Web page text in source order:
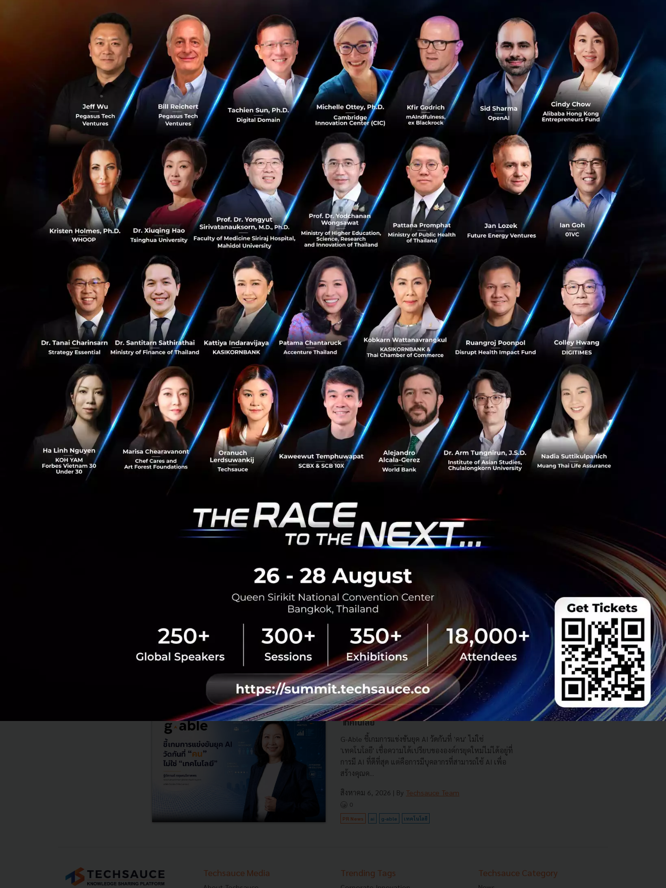
0
1
ทั้งนี้ ผู้ใช้บริการที่ต้องการฝากส่งผลไม้ที่มีเปลือกแข็ง เช่น มังคุด ทุเรียน สามารถฝากส่งได้ตามปกติ
โดยหุ้มห่อให้ถูกวิธีคือ เลือกใช้บรรจุภัณฑ์/ หีบห่อที่มีรูสำหรับระบายอากาศ และมีความมั่นคงแข็ง
แรง เช่น ลังไม้ ลังกระดาษแข็ง ลังพลาสติก หุ้มห่อผลไม้ด้วยโฟมตาข่าย หรือวัสดุหุ้มห่ออื่นๆ เช่น
กระดาษหนังสือพิมพ์ แผ่นกันกระแทก บรรจุลงในบรรจุภัณฑ์/ หีบห่อที่วางแผ่นกระดาษแข็งรองไว้
ล่างสุด พร้อมใส่วัสดุกันกระแทก เช่น โฟมชนิดเม็ด ฝอยกระดาษ เศษหนังสือพิมพ์ กรุรอบผลไม้ให้
แน่นเต็มพื้นที่ ป้องกันไม่ให้ผลไม้ขยับได้ และปิดผนึกหีบห่อให้เรียบร้อย เพื่อป้องกันผลไม้ช้ำ/ เสีย
PR News logistics e-commerce ไปรษณีย์ไทย
No comment
RELATED ARTICLE
กรุงเทพโปรดิ๊วส x Esri ใช้ดาวเทียม ArcGIS ส่อง
พิกัดแปลงปลูก ดันเกษตรโปร่งใส
กรุงเทพโปรดิ๊วส ผนึก Esri Thailand นำระบบแผนที่
อัจฉริยะ 'ArcGIS' และภาพถ่ายดาวเทียม ตรวจพิกัดแปลง
ปลูกวัตถุดิบอาหารสัตว์ ยกระดับความโปร่งใส ตอบโจทย์
มาตรฐานค้าโลก EUDR พร้อมลดต้นทุนก...
PR News
SIX Network และ Techsauce สานต่อความร่วม
มือปีที่ 4 นำ NFT Treasure Hunt Season 4 ยก
Summit 2026
SIX Network ผนึกกำลังกับ Techsauce อีกครั้งในงาน
Techsauce Global Summit 2026 ภายใต้ธีม "The Race
to The Next…" จัดขึ้นระหว่างวันที่ 26-28 สิงหาคม 2026
ณ ศูนย์การประชุมแห่งชาติสิริ...
สิงหาคม 6, 2026| By Techsauce Team
0
PR News six-network nft-treasure-hunt
techsauce-global-summit-2026
G-Able ชี้เกมการแข่งขันยุค AI วัดกันที่ 'คน' ไม่ใช่
'เทคโนโลยี'
G-Able ชี้เกมการแข่งขันยุค AI วัดกันที่ 'คน' ไม่ใช่
'เทคโนโลยี' เชื่อความได้เปรียบขององค์กรยุคใหม่ไม่ได้อยู่ที่
การมี AI ที่ดีที่สุด แต่คือการมีบุคลากรที่สามารถใช้ AI เพื่อ
สร้างคุณค...
สิงหาคม 6, 2026 | By Techsauce Team
0
PR News ai g-able เทคโนโลยี
Techsauce Media Trending Tags Techsauce Category